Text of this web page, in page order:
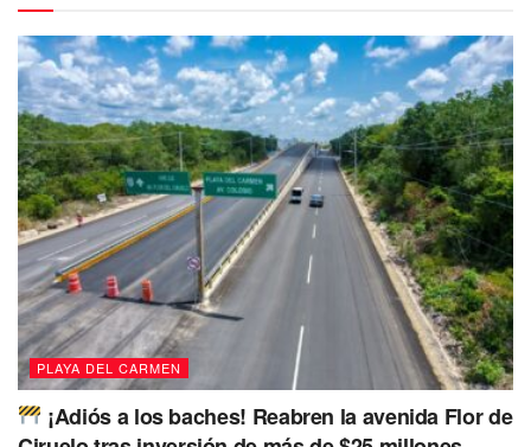
En el caso de la colonia Colosio, cuando elementos de la
Policía Preventiva patrulla a la zona observaron a dos
tipos intercambiando drogas y tras realizar una inspección
de seguridad encontraron 70 envoltorios que contenían
posible piedra, ocho con posible marihuana y dinero en
efectivo en moneda nacional y extranjera.
PLAYA DEL CARMEN
¡Adiós a los baches! Reabren la avenida Flor de